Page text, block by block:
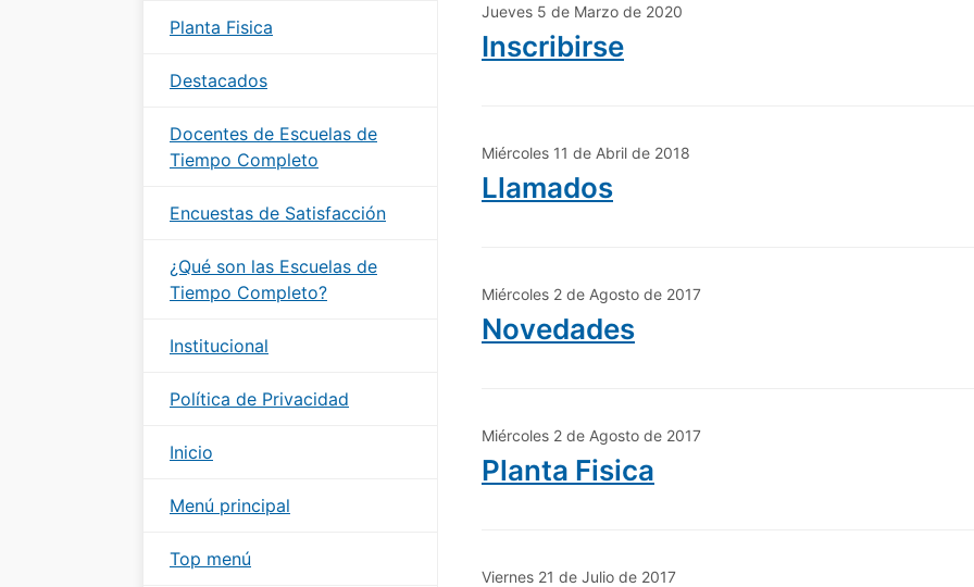
Planta Fisica
Destacados
Docentes de Escuelas de
Tiempo Completo
Encuestas de Satisfacción
¿Qué son las Escuelas de
Tiempo Completo?
Institucional
Política de Privacidad
Inicio
Menú principal
Top menú
Jueves 5 de Marzo de 2020
Inscribirse
Miércoles 11 de Abril de 2018
Llamados
Miércoles 2 de Agosto de 2017
Novedades
Miércoles 2 de Agosto de 2017
Planta Fisica
Viernes 21 de Julio de 2017